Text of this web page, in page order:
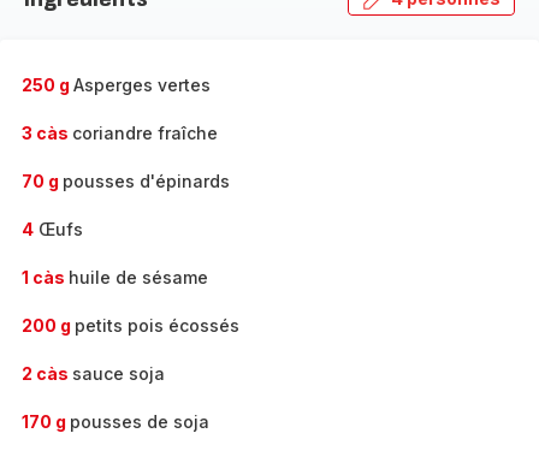
250 g Asperges vertes
3 càs coriandre fraîche
70 g pousses d'épinards
4 Œufs
1 càs huile de sésame
200 g petits pois écossés
2 càs sauce soja
170 g pousses de soja